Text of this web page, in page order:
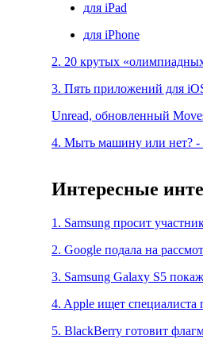
для iPad
для iPhone
2. 20 крутых
3. Пять приложений для
Unread, обновленный
4. Мыть машину или нет? -
Интересные
1. Samsung просит
2. Google подала на
3. Samsung Galaxy S5
4. Apple ищет специалиста
5. BlackBerry готовит